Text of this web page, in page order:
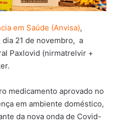
em Saúde (Anvisa),
21 de novembro, a
Paxlovid (nirmatrelvir +
medicamento aprovado no
em ambiente doméstico,
da nova onda de Covid-